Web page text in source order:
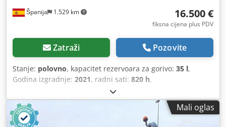
Španija 1.529 km 16.500 €
fiksna cijena plus PDV
Zatraži Pozovite
Stanje: polovno, kapacitet rezervoara za gorivo: 35 l,
Godina izgradnje: 2021, radni sati: 820 h,
Mali oglas